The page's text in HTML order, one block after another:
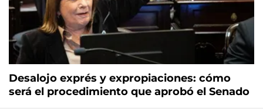
Desalojo exprés y expropiaciones: cómo
será el procedimiento que aprobó el Senado